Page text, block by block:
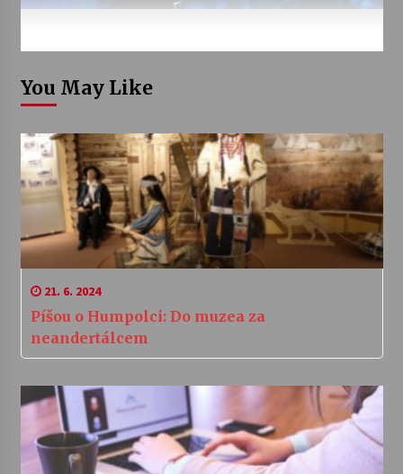
You May Like
21. 6. 2024
Píšou o Humpolci: Do muzea za
neandertálcem